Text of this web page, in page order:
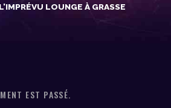
LOUNGE À GRASSE
EST PASSÉ.